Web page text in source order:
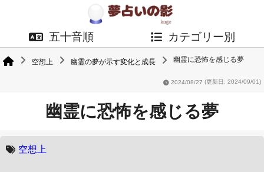
五十音順 カテゴリー別
空想上 幽霊の夢が示す変化と成長 幽霊に恐怖を感じる夢
2024/08/27 (更新日: 2024/09/01)
幽霊に恐怖を感じる夢
空想上